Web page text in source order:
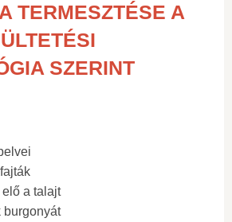
TERMESZTÉSE A
SZERINT
a talajt
burgonyát